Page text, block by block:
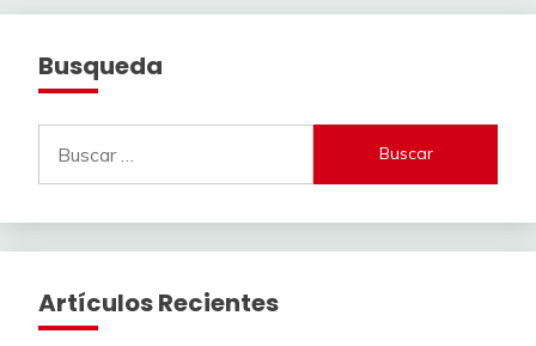
Busqueda
Artículos Recientes